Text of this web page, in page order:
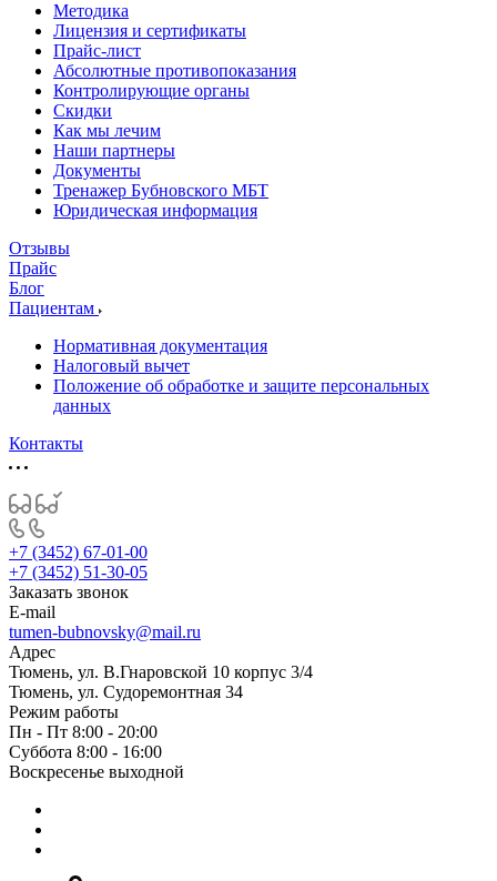
Методика
Лицензия и сертификаты
Прайс-лист
Абсолютные противопоказания
Контролирующие органы
Скидки
Как мы лечим
Наши партнеры
Документы
Тренажер Бубновского МБТ
Юридическая информация
Отзывы
Прайс
Блог
Пациентам
Нормативная документация
Налоговый вычет
Положение об обработке и защите персональных
данных
Контакты
+7 (3452) 67-01-00
+7 (3452) 51-30-05
Заказать звонок
E-mail
tumen-bubnovsky@mail.ru
Адрес
Тюмень, ул. В.Гнаровской 10 корпус 3/4
Тюмень, ул. Судоремонтная 34
Режим работы
Пн - Пт 8:00 - 20:00
Суббота 8:00 - 16:00
Воскресенье выходной